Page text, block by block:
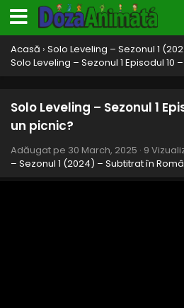
Acasă › Solo Leveling – Sezonul 1
Solo Leveling – Sezonul 1 Episodul 10
Solo Leveling – Sezonul 1
un picnic?
Adăugat pe 30 March, 2025 · 9
– Sezonul 1 (2024) – Subtitrat în